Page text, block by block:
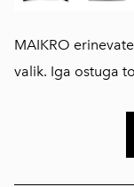
MAIKRO
valik. Iga ostuga